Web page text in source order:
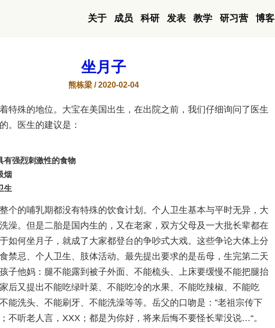
关于 成员 科研 发表 教学 研习营 博客
坐月子
熊栋梁 / 2020-02-04
特殊的地位。大宝在美国出生，在出院之前，我们仔细询问了医生
。医生的建议是：
有强烈刺激性的食物
烟
生
个的哺乳期都没有特殊的饮食计划。个人卫生基本与平时无异，大
澡。但是二胎是国内生的，又在老家，双方父母及一大批长辈都在
如何坐月子，就成了大家都登台的争吵式大戏。这些争论大体上分
禁忌、个人卫生、肢体活动。最先提出要求的是岳母，生完第二天
子他妈：腿不能露到被子外面、不能梳头、上床要缓慢不能把腿抬
后又提出不能吃绿叶菜、不能吃冷的水果、不能吃辣椒、不能吃
能洗头、不能刷牙、不能洗澡等等。岳父的口吻是：”老祖宗传下
不听老人言，XXX；都是为你好，将来后悔不要怪长辈没说…“。